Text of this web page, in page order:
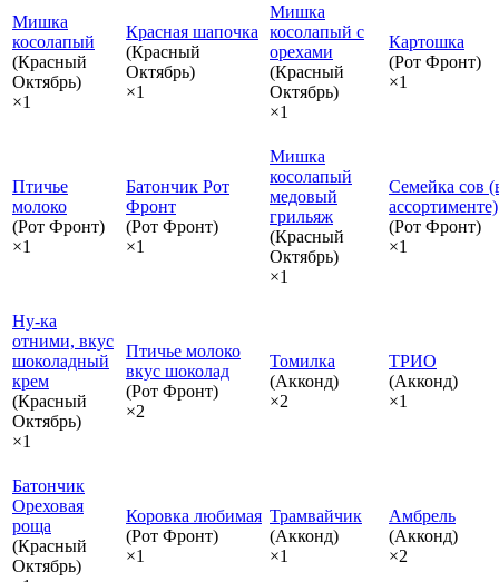
Мишка
косолапый
(Красный
Октябрь)
×1
Красная шапочка
(Красный
Октябрь)
×1
Мишка
косолапый с
орехами
(Красный
Октябрь)
×1
Картошка
(Рот Фронт)
×1
Птичье
молоко
(Рот Фронт)
×1
Батончик Рот
Фронт
(Рот Фронт)
×1
Мишка
косолапый
медовый
грильяж
(Красный
Октябрь)
×1
Семейка сов
ассортименте)
(Рот Фронт)
×1
Ну-ка
отними, вкус
шоколадный
крем
(Красный
Октябрь)
×1
Птичье молоко
вкус шоколад
(Рот Фронт)
×2
Томилка
(Акконд)
×2
ТРИО
(Акконд)
×1
Батончик
Ореховая
роща
(Красный
Октябрь)
Коровка любимая
(Рот Фронт)
×1
Трамвайчик
(Акконд)
×1
Амбрель
(Акконд)
×2